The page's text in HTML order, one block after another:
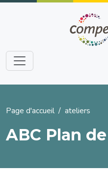
Aller au contenu principal
Fil d'Ariane
Page d'accueil ateliers
ABC Plan